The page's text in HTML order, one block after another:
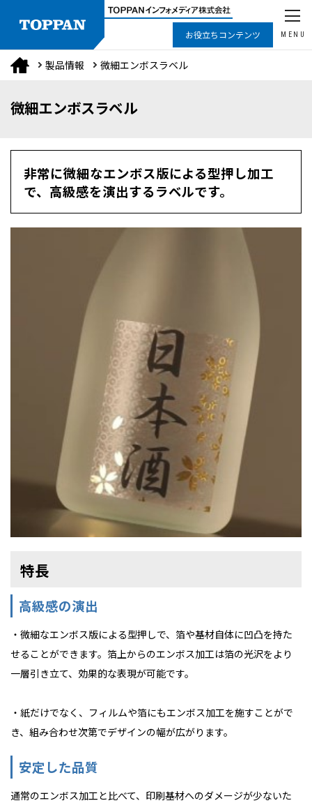
お役立ちコンテンツ MENU
製品情報 微細エンボスラベル
微細エンボスラベル
非常に微細なエンボス版による型押し加工
で、高級感を演出するラベルです。
特長
高級感の演出
・微細なエンボス版による型押しで、箔や基材自体に凹凸を持た
せることができます。箔上からのエンボス加工は箔の光沢をより
一層引き立て、効果的な表現が可能です。
・紙だけでなく、フィルムや箔にもエンボス加工を施すことがで
き、組み合わせ次第でデザインの幅が広がります。
安定した品質
通常のエンボス加工と比べて、印刷基材へのダメージが少ないた